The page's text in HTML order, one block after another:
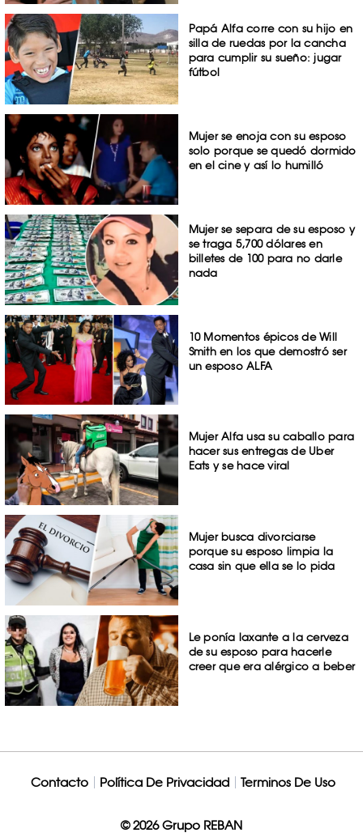
Papá Alfa corre con su hijo en
silla de ruedas por la cancha
para cumplir su sueño: jugar
fútbol
Mujer se enoja con su esposo
solo porque se quedó dormido
en el cine y así lo humilló
Mujer se separa de su esposo y
se traga 5,700 dólares en
billetes de 100 para no darle
nada
10 Momentos épicos de Will
Smith en los que demostró ser
un esposo ALFA
Mujer Alfa usa su caballo para
hacer sus entregas de Uber
Eats y se hace viral
Mujer busca divorciarse
porque su esposo limpia la
casa sin que ella se lo pida
Le ponía laxante a la cerveza
de su esposo para hacerle
creer que era alérgico a beber
Contacto Política De Privacidad Terminos De Uso
© 2026 Grupo REBAN